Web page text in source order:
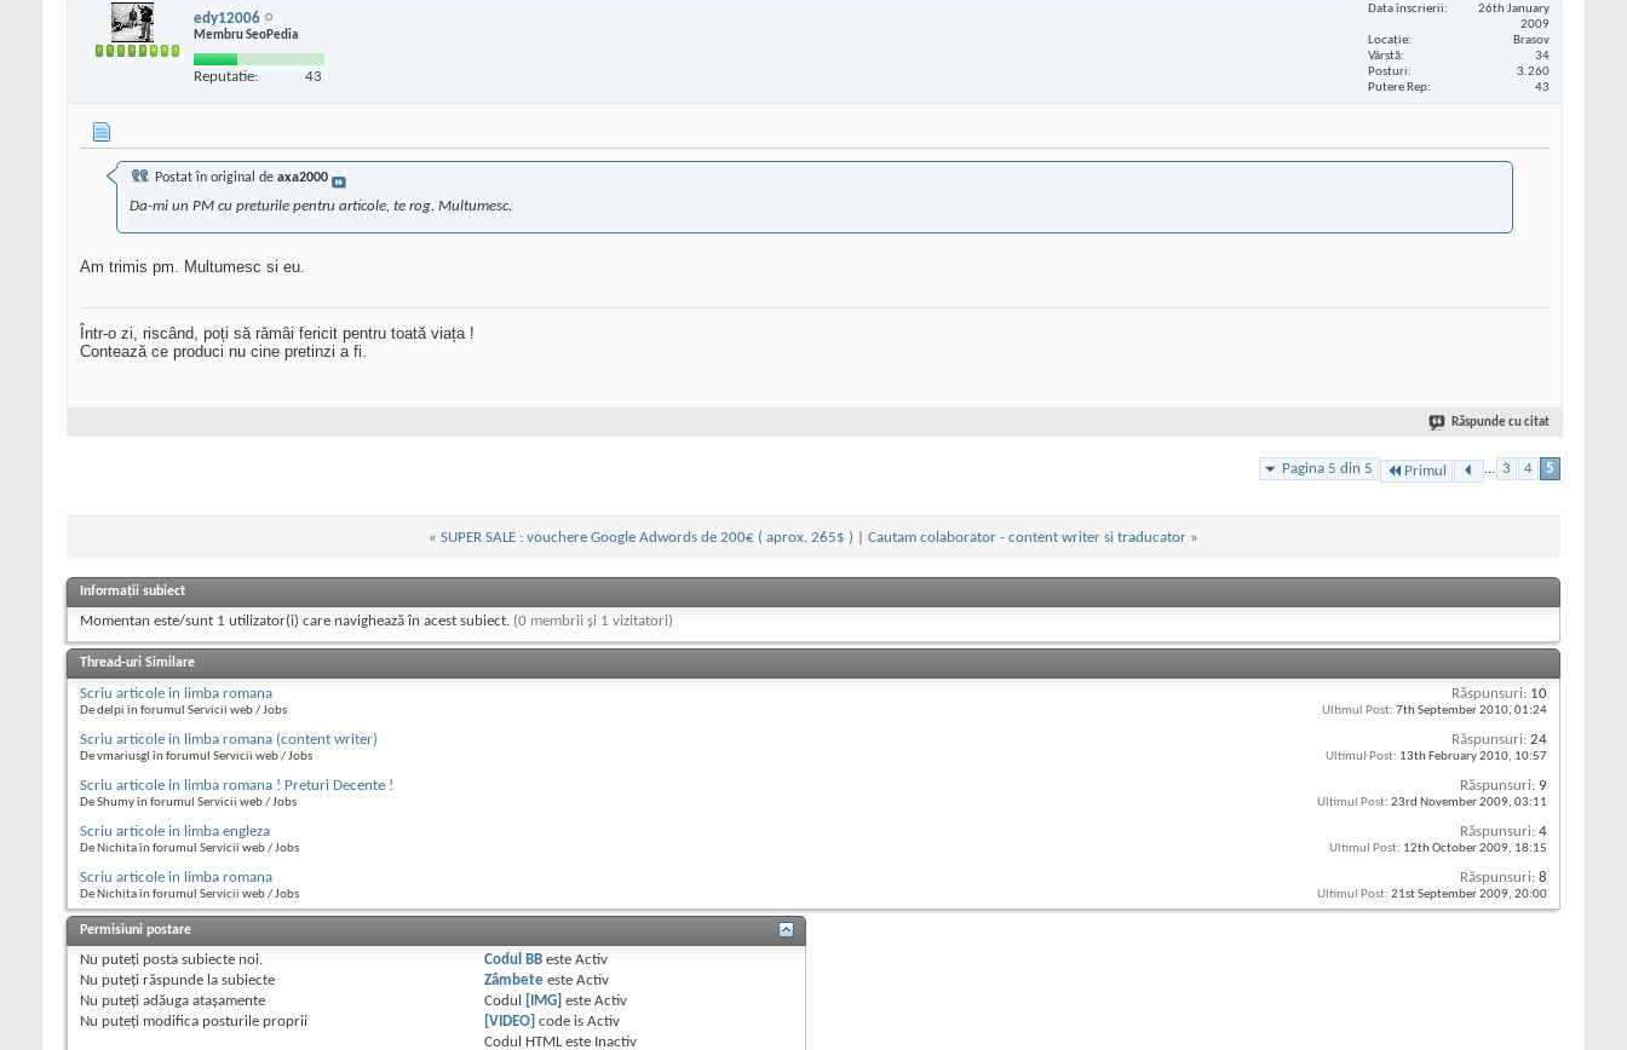
edy12006
Membru SeoPedia
Reputatie: 43
Data înscrierii
26th January
2009
Locaţie
Brasov
Vârstă
34
Posturi
3.260
Putere Rep
43
Postat în original de axa2000
Da-mi un PM cu preturile pentru articole, te rog. Multumesc.
Am trimis pm. Multumesc si eu.
Într-o zi, riscând, poți să rămâi fericit pentru toată viața !
Contează ce produci nu cine pretinzi a fi.
Răspunde cu citat
Pagina 5 din 5 Primul ... 3 4 5
« SUPER SALE : vouchere Google Adwords de 200€ ( aprox. 265$ ) Cautam colaborator - content writer si traducator »
Informații subiect
Momentan este/sunt 1 utilizator(i) care navighează în acest subiect. (0 membrii și 1 vizitatori)
Thread-uri Similare
Scriu articole in limba romana
De delpi în forumul Servicii web / Jobs
Răspunsuri: 10
Ultimul Post: 7th September 2010, 01:24
Scriu articole in limba romana (content writer)
De vmariusgl în forumul Servicii web / Jobs
Răspunsuri: 24
Ultimul Post: 13th February 2010, 10:57
Scriu articole in limba romana ! Preturi Decente !
De Shumy în forumul Servicii web / Jobs
Răspunsuri: 9
Ultimul Post: 23rd November 2009, 03:11
Scriu articole in limba engleza
De Nichita în forumul Servicii web / Jobs
Răspunsuri: 4
Ultimul Post: 12th October 2009, 18:15
Scriu articole in limba romana
De Nichita în forumul Servicii web / Jobs
Răspunsuri: 8
Ultimul Post: 21st September 2009, 20:00
Permisiuni postare
Nu puteţi posta subiecte noi.
Nu puteţi răspunde la subiecte
Nu puteţi adăuga ataşamente
Nu puteţi modifica posturile proprii
Codul BB esteActiv
Zâmbete esteActiv
Codul
[IMG] esteActiv
[VIDEO] code isActiv
Codul HTML este Inactiv